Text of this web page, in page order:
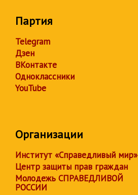
Партия
Telegram
Дзен
ВКонтакте
Одноклассники
YouTube
Организации
Институт «Справедливый мир»
Центр защиты прав граждан
Молодежь СПРАВЕДЛИВОЙ
РОССИИ